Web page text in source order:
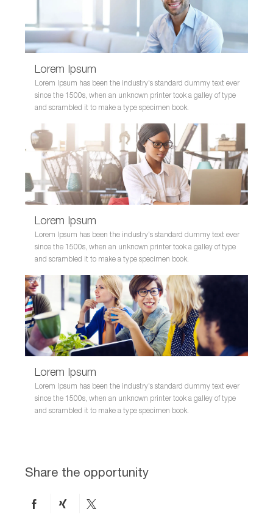
Lorem Ipsum
Lorem Ipsum has been the industry's standard dummy text ever
since the 1500s, when an unknown printer took a galley of type
and scrambled it to make a type specimen book.
Lorem Ipsum
Lorem Ipsum has been the industry's standard dummy text ever
since the 1500s, when an unknown printer took a galley of type
and scrambled it to make a type specimen book.
Lorem Ipsum
Lorem Ipsum has been the industry's standard dummy text ever
since the 1500s, when an unknown printer took a galley of type
and scrambled it to make a type specimen book.
Share the opportunity
ShareShareShare